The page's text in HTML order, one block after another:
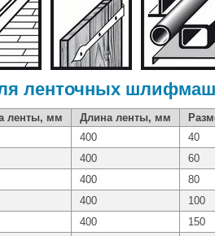
ленточных
ленты, мм Длина ленты, мм
400 40
400 60
400 80
400 100
400 150